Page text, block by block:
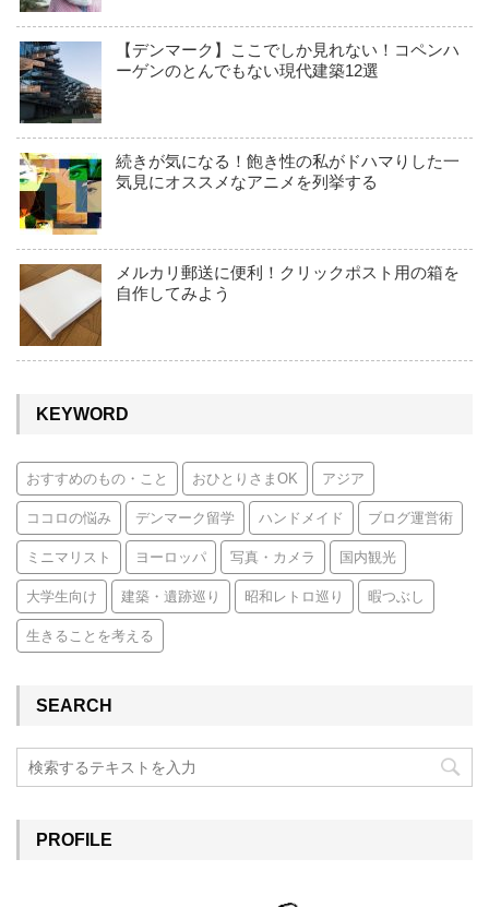
【デンマーク】ここでしか見れない！コペンハ
ーゲンのとんでもない現代建築12選
続きが気になる！飽き性の私がドハマりした一
気見にオススメなアニメを列挙する
メルカリ郵送に便利！クリックポスト用の箱を
自作してみよう
KEYWORD
おすすめのもの・こと おひとりさまOK アジア
ココロの悩み デンマーク留学 ハンドメイド ブログ運営術
ミニマリスト ヨーロッパ 写真・カメラ 国内観光
大学生向け 建築・遺跡巡り 昭和レトロ巡り 暇つぶし
生きることを考える
SEARCH
PROFILE